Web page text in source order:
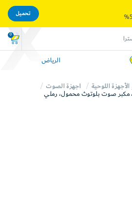
0
الرياض
الأجهزة اللوحية
اجهزة الصوت
تحميل